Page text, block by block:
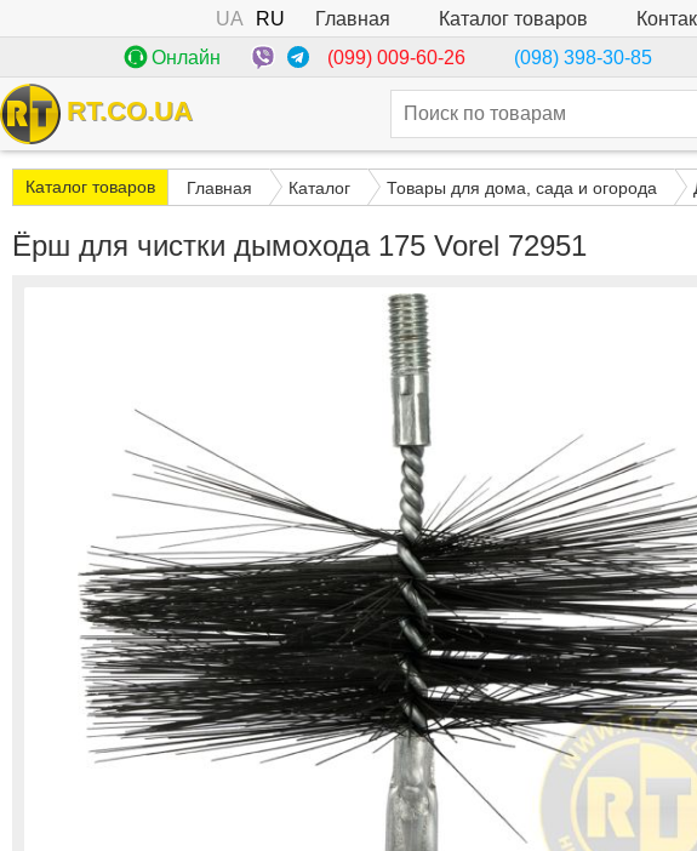
UA RU Главная Каталог товаров
Онлайн
(099) 009-60-26 (098) 398-30-85
RT.CO.UA
Каталог товаров Главная Каталог Товары для дома, сада и огорода
Ёрш для чистки дымохода 175 Vorel 72951